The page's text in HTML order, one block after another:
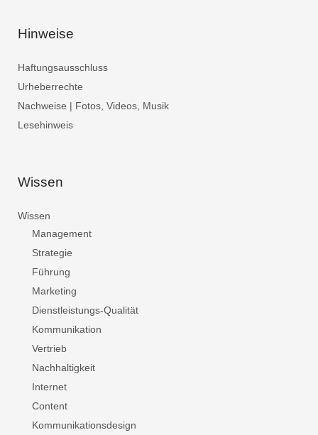
Hinweise
Haftungsausschluss
Urheberrechte
Nachweise | Fotos, Videos, Musik
Lesehinweis
Wissen
Wissen
Management
Strategie
Führung
Marketing
Dienstleistungs-Qualität
Kommunikation
Vertrieb
Nachhaltigkeit
Internet
Content
Kommunikationsdesign